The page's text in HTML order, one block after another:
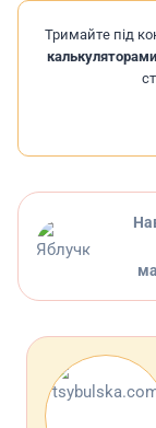
Тримайте під
калькуляторами